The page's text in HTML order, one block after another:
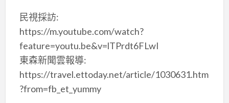
民視採訪:
https://m.youtube.com/watch?
feature=youtu.be&v=lTPrdt6FLwI
東森新聞雲報導:
https://travel.ettoday.net/article/1030631.htm
?from=fb_et_yummy